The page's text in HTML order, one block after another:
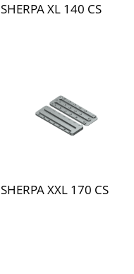
SHERPA XL 140 CS
SHERPA XXL 170 CS